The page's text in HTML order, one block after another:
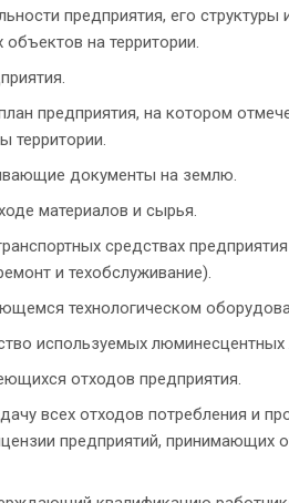
предприятия, его
объектов на территории.
предприятия, на котором
территории.
документы на землю.
материалов и сырья.
средствах
и техобслуживание).
технологическом
используемых люминесцентных
отходов предприятия.
всех отходов потребления и
предприятий, принимающих